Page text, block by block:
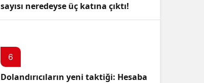
sayısı neredeyse üç katına çıktı!
6
Dolandırıcıların yeni taktiği: Hesaba